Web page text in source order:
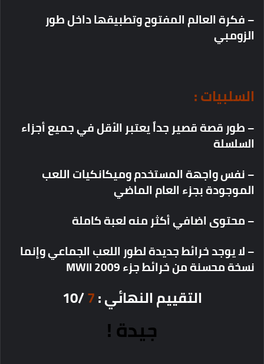
– فكرة العالم المفتوح وتطبيقها داخل طور
الزومبي
السلبيات :
– طور قصة قصير جداً يعتبر الأقل في جميع أجزاء
السلسلة
– نفس واجهة المستخدم وميكانكيات اللعب
الموجودة بجزء العام الماضي
– محتوى اضافي أكثر منه لعبة كاملة
– لا يوجد خرائط جديدة لطور اللعب الجماعي وإنما
نسخة محسنة من خرائط جزء MWII 2009
التقييم النهائي : /10
جيدة !